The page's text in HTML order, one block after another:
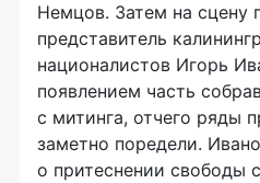
Немцов. Затем на сцену
представитель
националистов Игорь
появлением часть
с митинга, отчего ряды
заметно поредели.
о притеснении свободы